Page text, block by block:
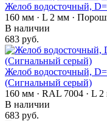
Желоб водосточный,
160 мм · L 2 мм ·
В наличии
683 руб.
Желоб водосточный,
(Сигнальный серый)
160 мм · RAL 7004 · L
В наличии
683 руб.